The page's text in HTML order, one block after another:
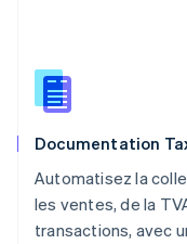
Documentation
Automatisez la
les ventes, de la
transactions, avec
République
English
English
Royaume-Uni
Singapour
English简体中文